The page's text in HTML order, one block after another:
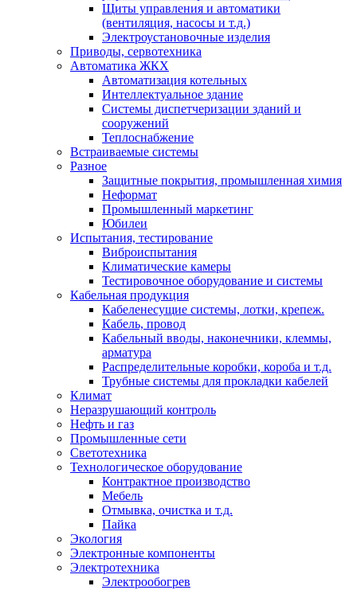
Щиты управления и автоматики
(вентиляция, насосы и т.д.)
Электроустановочные изделия
Приводы, сервотехника
Автоматика ЖКХ
Автоматизация котельных
Интеллектуальное здание
Системы диспетчеризации зданий и
сооружений
Теплоснабжение
Встраиваемые системы
Разное
Защитные покрытия, промышленная химия
Неформат
Промышленный маркетинг
Юбилеи
Испытания, тестирование
Виброиспытания
Климатические камеры
Тестировочное оборудование и системы
Кабельная продукция
Кабеленесущие системы, лотки, крепеж.
Кабель, провод
Кабельный вводы, наконечники, клеммы,
арматура
Распределительные коробки, короба и т.д.
Трубные системы для прокладки кабелей
Климат
Неразрушающий контроль
Нефть и газ
Промышленные сети
Светотехника
Технологическое оборудование
Контрактное производство
Мебель
Отмывка, очистка и т.д.
Пайка
Экология
Электронные компоненты
Электротехника
Электрообогрев